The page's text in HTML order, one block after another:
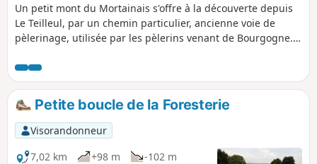
Un petit mont du Mortainais s'offre à la découverte depuis
Le Teilleul, par un chemin particulier, ancienne voie de
pèlerinage, utilisée par les pèlerins venant de Bourgogne.
Mortain.
Petite boucle de la Foresterie
Visorandonneur
7,02 km
+98 m
-102 m